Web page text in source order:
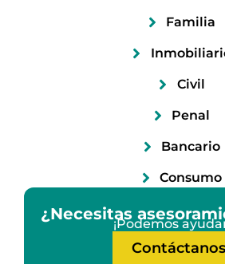
Familia
Civil
Penal
Bancario
Consumo
¿Necesitas
¡Podemos
Contáctanos